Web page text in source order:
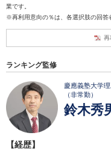
業です。
※再利用意向の％は、各選択肢の回答
再
ランキング監修
慶應義塾大学
（非常勤）
鈴木秀
【経歴】